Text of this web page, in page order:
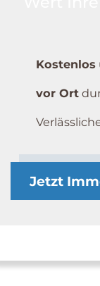
Kostenlos
vor Ort
Jetzt